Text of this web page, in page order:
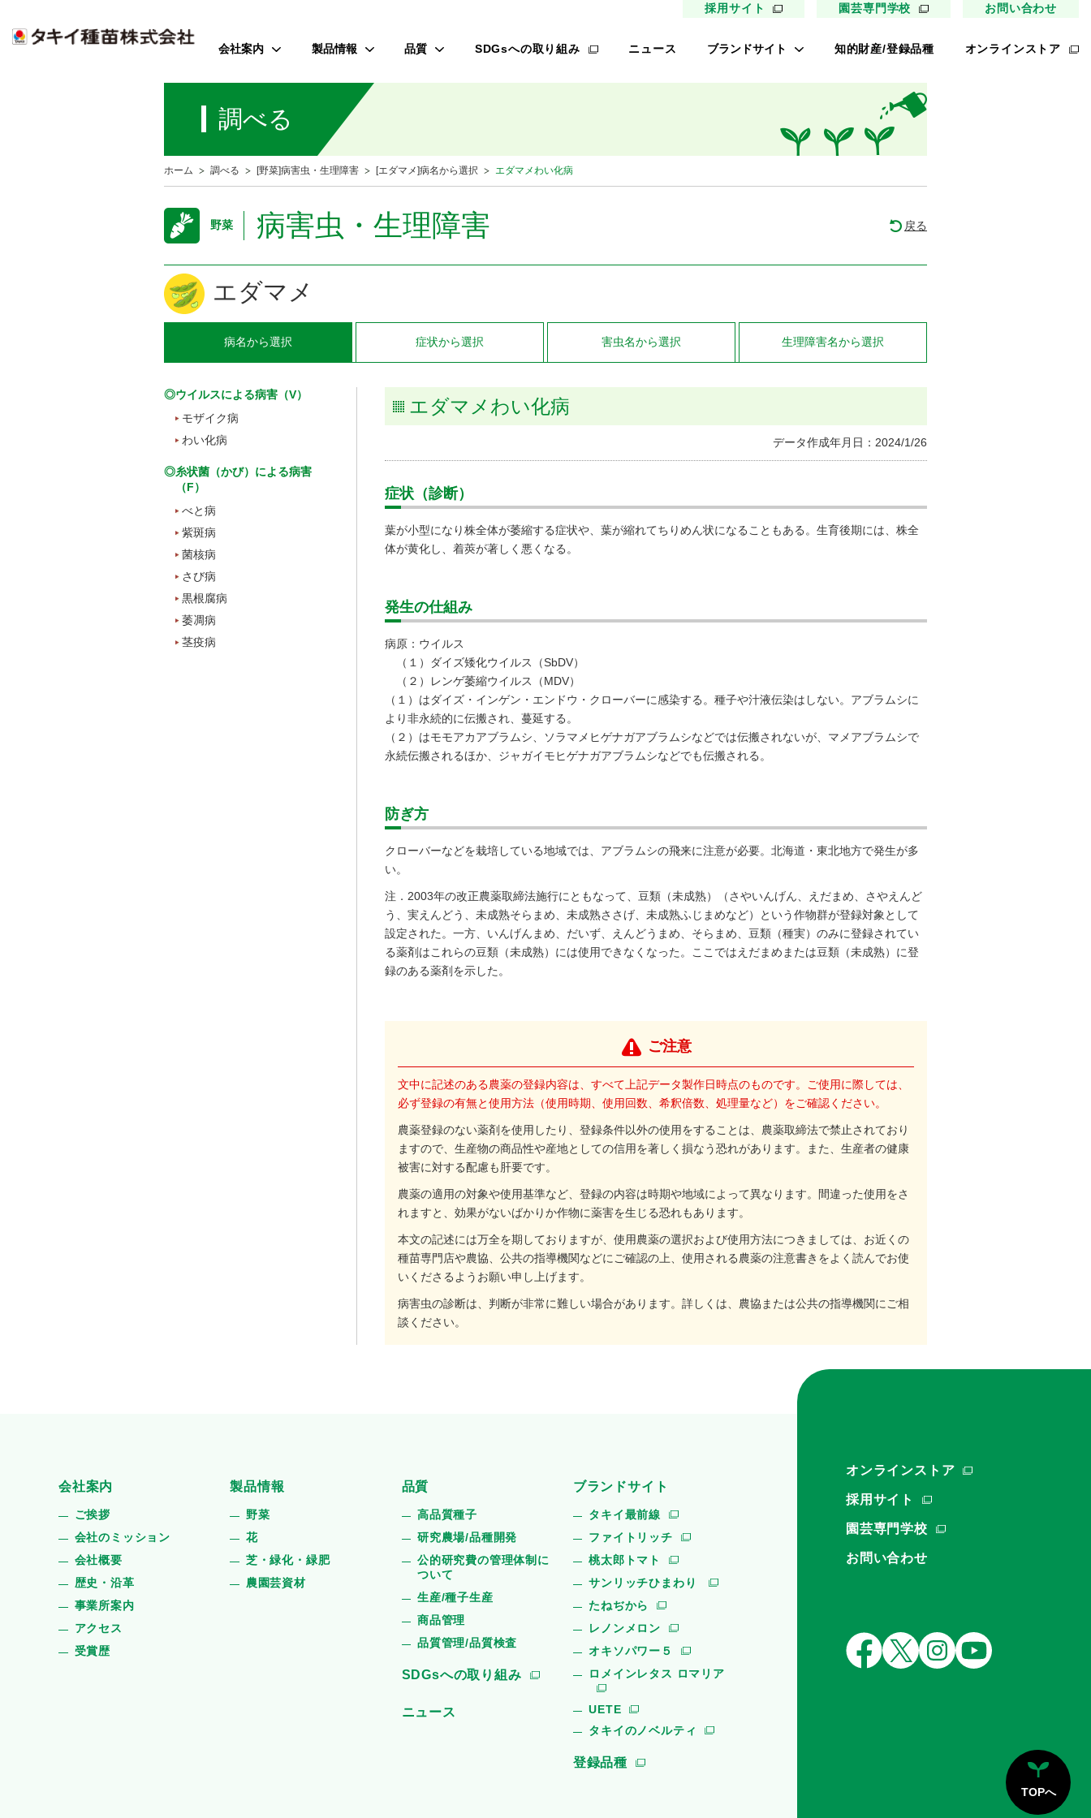
採用サイト 園芸専門学校 お問い合わせ
会社案内
会社のミッション
事業所案内
受賞歴
製品情報
花
芝・緑化・緑肥
品質
商品管理
SDGsへの取り組み ニュース ブランドサイト 知的財産/登録品種 オンラインストア
調べる
ホーム 調べる [野菜]病害虫・生理障害 [エダマメ]病名から選択 エダマメわい化病
野菜 病害虫・生理障害 戻る
エダマメ
病名から選択 症状から選択 害虫名から選択 生理障害名から選択
◎ウイルスによる病害（V）
モザイク病
わい化病
◎糸状菌（かび）による病害
（F）
べと病
紫斑病
菌核病
さび病
黒根腐病
萎凋病
茎疫病
エダマメわい化病
データ作成年月日：2024/1/26
症状（診断）
葉が小型になり株全体が萎縮する症状や、葉が縮れてちりめん状になることもある。生育後期には、株全
体が黄化し、着莢が著しく悪くなる。
発生の仕組み
病原：ウイルス
（１）ダイズ矮化ウイルス（SbDV）
（２）レンゲ萎縮ウイルス（MDV）
（１）はダイズ・インゲン・エンドウ・クローバーに感染する。種子や汁液伝染はしない。アブラムシに
より非永続的に伝搬され、蔓延する。
（２）はモモアカアブラムシ、ソラマメヒゲナガアブラムシなどでは伝搬されないが、マメアブラムシで
永続伝搬されるほか、ジャガイモヒゲナガアブラムシなどでも伝搬される。
防ぎ方
クローバーなどを栽培している地域では、アブラムシの飛来に注意が必要。北海道・東北地方で発生が多
い。
注．2003年の改正農薬取締法施行にともなって、豆類（未成熟）（さやいんげん、えだまめ、さやえんど
う、実えんどう、未成熟そらまめ、未成熟ささげ、未成熟ふじまめなど）という作物群が登録対象として
設定された。一方、いんげんまめ、だいず、えんどうまめ、そらまめ、豆類（種実）のみに登録されてい
る薬剤はこれらの豆類（未成熟）には使用できなくなった。ここではえだまめまたは豆類（未成熟）に登
録のある薬剤を示した。
ご注意
文中に記述のある農薬の登録内容は、すべて上記データ製作日時点のものです。ご使用に際しては、
必ず登録の有無と使用方法（使用時期、使用回数、希釈倍数、処理量など）をご確認ください。
農薬登録のない薬剤を使用したり、登録条件以外の使用をすることは、農薬取締法で禁止されており
ますので、生産物の商品性や産地としての信用を著しく損なう恐れがあります。また、生産者の健康
被害に対する配慮も肝要です。
農薬の適用の対象や使用基準など、登録の内容は時期や地域によって異なります。間違った使用をさ
れますと、効果がないばかりか作物に薬害を生じる恐れもあります。
本文の記述には万全を期しておりますが、使用農薬の選択および使用方法につきましては、お近くの
種苗専門店や農協、公共の指導機関などにご確認の上、使用される農薬の注意書きをよく読んでお使
いくださるようお願い申し上げます。
病害虫の診断は、判断が非常に難しい場合があります。詳しくは、農協または公共の指導機関にご相
談ください。
会社案内
ご挨拶
会社のミッション
会社概要
歴史・沿革
事業所案内
アクセス
受賞歴
製品情報
野菜
花
芝・緑化・緑肥
農園芸資材
品質
高品質種子
研究農場/品種開発
公的研究費の管理体制に
ついて
生産/種子生産
商品管理
品質管理/品質検査
SDGsへの取り組み
ニュース
ブランドサイト
タキイ最前線
ファイトリッチ
桃太郎トマト
サンリッチひまわり
たねぢから
レノンメロン
オキソパワー５
ロメインレタス ロマリア
UETE
タキイのノベルティ
登録品種
オンラインストア
採用サイト
園芸専門学校
お問い合わせ
TOPへ